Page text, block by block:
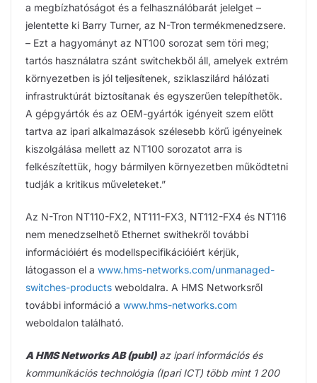
a megbízhatóságot és a felhasználóbarát jelelget –
jelentette ki Barry Turner, az N-Tron termékmenedzsere.
– Ezt a hagyományt az NT100 sorozat sem töri meg;
tartós használatra szánt switchekből áll, amelyek extrém
környezetben is jól teljesítenek, sziklaszilárd hálózati
infrastruktúrát biztosítanak és egyszerűen telepíthetők.
A gépgyártók és az OEM-gyártók igényeit szem előtt
tartva az ipari alkalmazások szélesebb körű igényeinek
kiszolgálása mellett az NT100 sorozatot arra is
felkészítettük, hogy bármilyen környezetben működtetni
tudják a kritikus műveleteket.”
Az N-Tron NT110-FX2, NT111-FX3, NT112-FX4 és NT116
nem menedzselhető Ethernet swithekről további
információiért és modellspecifikációiért kérjük,
látogasson el a www.hms-networks.com/unmanaged-
switches-products weboldalra. A HMS Networksről
további információ a www.hms-networks.com
weboldalon található.
A HMS Networks AB (publ)az ipari információs és
kommunikációs technológia (Ipari ICT) több mint 1 200